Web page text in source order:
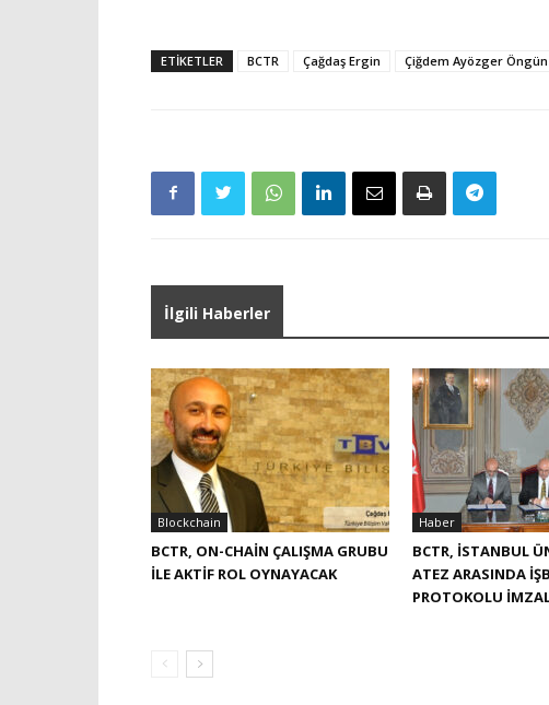
ETIKETLER BCTR Çağdaş Ergin Çiğdem Ayözger Öngün
İlgili Haberler
Blockchain
BCTR, ON-CHAIN ÇALIŞMA GRUBU
ILE AKTIF ROL OYNAYACAK
Haber
BCTR, İSTANBUL
ATEZ ARASINDA
PROTOKOLU